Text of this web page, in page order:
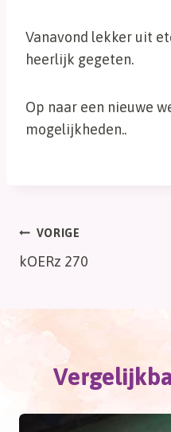
Vanavond lekker uit
heerlijk gegeten.
Op naar een nieuwe
mogelijkheden..
Bericht
navigatie
VORIGE
kOERz 270